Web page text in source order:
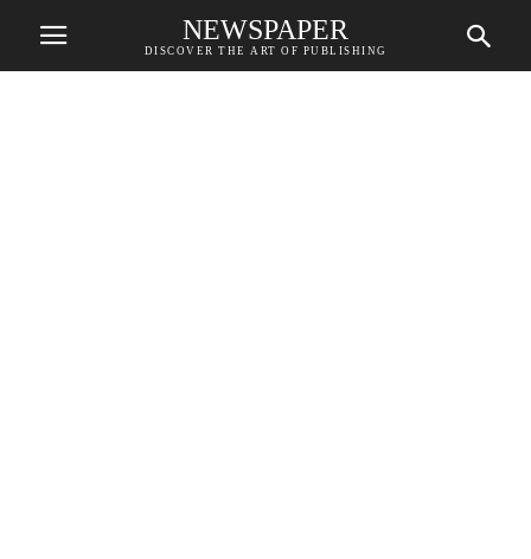
NEWSPAPER
DISCOVER THE ART OF PUBLISHING